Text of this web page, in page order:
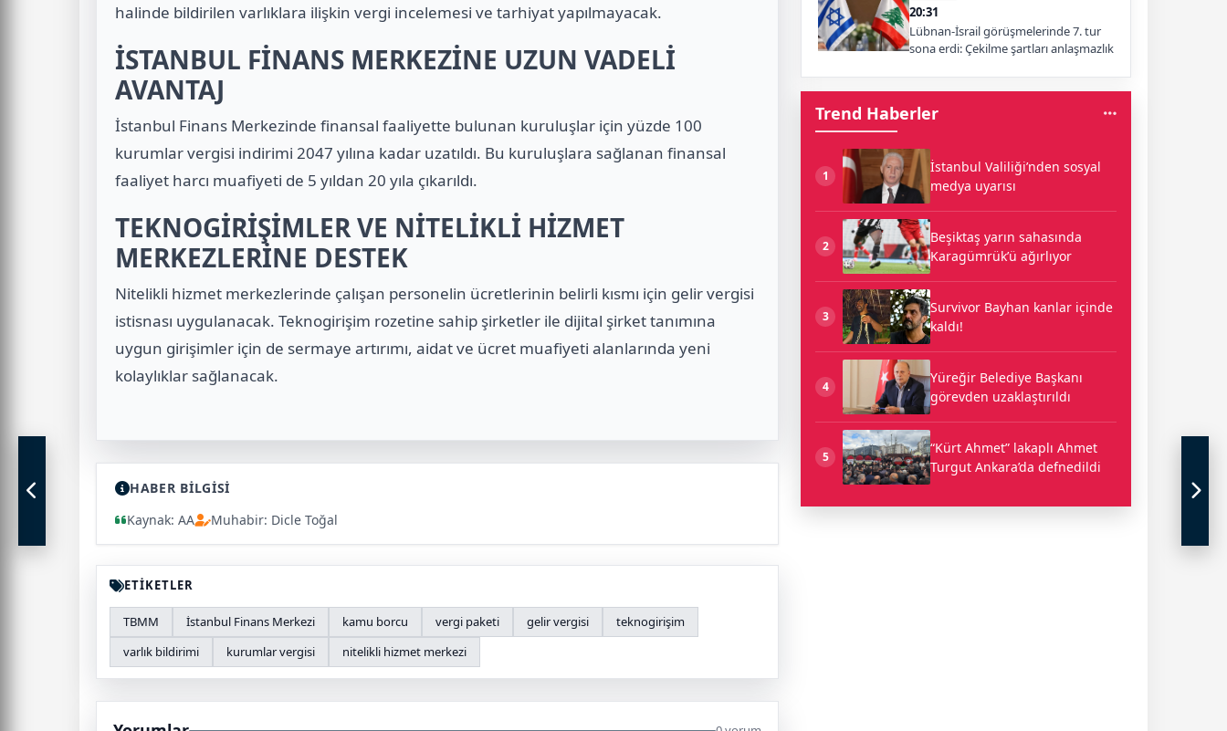
halinde bildirilen varlıklara ilişkin vergi incelemesi ve tarhiyat yapılmayacak.
İSTANBUL FİNANS MERKEZİNE UZUN VADELİ
AVANTAJ
İstanbul Finans Merkezinde finansal faaliyette bulunan kuruluşlar için yüzde 100
kurumlar vergisi indirimi 2047 yılına kadar uzatıldı. Bu kuruluşlara sağlanan finansal
faaliyet harcı muafiyeti de 5 yıldan 20 yıla çıkarıldı.
TEKNOGİRİŞİMLER VE NİTELİKLİ HİZMET
MERKEZLERİNE DESTEK
Nitelikli hizmet merkezlerinde çalışan personelin ücretlerinin belirli kısmı için gelir vergisi
istisnası uygulanacak. Teknogirişim rozetine sahip şirketler ile dijital şirket tanımına
uygun girişimler için de sermaye artırımı, aidat ve ücret muafiyeti alanlarında yeni
kolaylıklar sağlanacak.
HABER BİLGİSİ
Kaynak: AA
Muhabir: Dicle Toğal
ETİKETLER
TBMM İstanbul Finans Merkezi kamu borcu vergi paketi gelir vergisi
teknogirişim
varlık bildirimi
kurumlar vergisi nitelikli hizmet merkezi
20:31
Lübnan-İsrail görüşmelerinde 7. tur
sona erdi: Çekilme şartları anlaşmazlık
Trend Haberler
1
İstanbul Valiliği’nden sosyal
medya uyarısı
2
Beşiktaş yarın sahasında
Karagümrük’ü ağırlıyor
3
Survivor Bayhan kanlar içinde
kaldı!
4
Yüreğir Belediye Başkanı
görevden uzaklaştırıldı
5
“Kürt Ahmet” lakaplı Ahmet
Turgut Ankara’da defnedildi